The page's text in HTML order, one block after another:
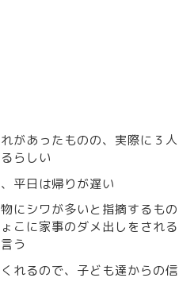
があったものの、実際に３人
らしい
平日は帰りが遅い
にシワが多いと指摘するもの
こに家事のダメ出しをされる
う
れるので、子ども達からの信